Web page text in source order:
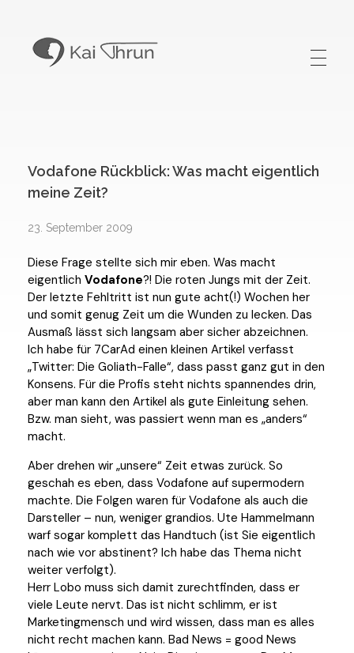
Vodafone Rückblick: Was macht eigentlich
meine Zeit?
23. September 2009
Diese Frage stellte sich mir eben. Was macht
eigentlich Vodafone?! Die roten Jungs mit der Zeit.
Der letzte Fehltritt ist nun gute acht(!) Wochen her
und somit genug Zeit um die Wunden zu lecken. Das
Ausmaß lässt sich langsam aber sicher abzeichnen.
Ich habe für 7CarAd einen kleinen Artikel verfasst
„Twitter: Die Goliath-Falle“, dass passt ganz gut in den
Konsens. Für die Profis steht nichts spannendes drin,
aber man kann den Artikel als gute Einleitung sehen.
Bzw. man sieht, was passiert wenn man es „anders“
macht.
Aber drehen wir „unsere“ Zeit etwas zurück. So
geschah es eben, dass Vodafone auf supermodern
machte. Die Folgen waren für Vodafone als auch die
Darsteller – nun, weniger grandios. Ute Hammelmann
warf sogar komplett das Handtuch (ist Sie eigentlich
nach wie vor abstinent? Ich habe das Thema nicht
weiter verfolgt).
Herr Lobo muss sich damit zurechtfinden, dass er
viele Leute nervt. Das ist nicht schlimm, er ist
Marketingmensch und wird wissen, dass man es alles
nicht recht machen kann. Bad News = good News